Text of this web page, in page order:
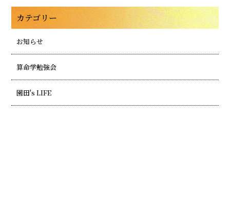
カテゴリー
お知らせ
算命学勉強会
園田's LIFE